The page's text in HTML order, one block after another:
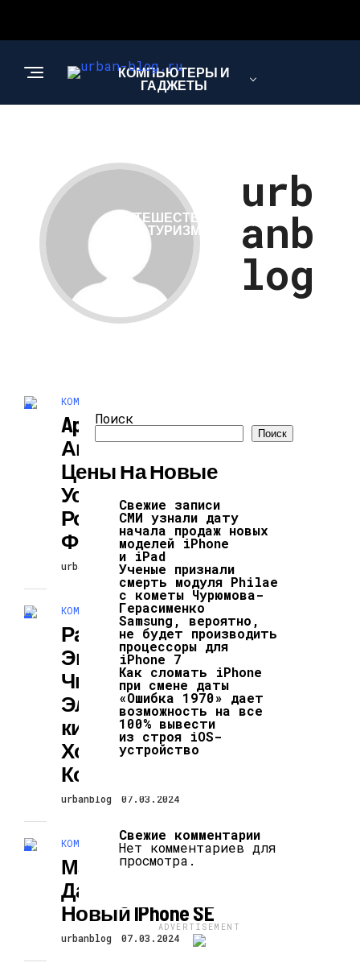
КОМПЬЮТЕРЫ И
ГАДЖЕТЫ
ПУТЕШЕСТВИЯ И
ТУРИЗМ
urb
anb
log
КОМПЬЮТЕРЫ И ГАДЖЕТЫ
Apple
Анонсировала
Цены На Новые
Устройства В
Российской
Федерации
urbanblog 07.03.2024
КОМПЬЮТЕРЫ И ГАДЖЕТЫ
Разработан
Экологически
Чистый
Электрохимичес
Кий
Холодильный
Компрессор
urbanblog 07.03.2024
КОМПЬЮТЕРЫ И ГАДЖЕТЫ
Мал Смартфон,
Да Очень Удал —
Новый IPhone SE
urbanblog 07.03.2024
Поиск
Поиск
Свежие записи
СМИ узнали дату
начала продаж новых
моделей iPhone
и iPad
Ученые признали
смерть модуля Philae
с кометы Чурюмова-
Герасименко
Samsung, вероятно,
не будет производить
процессоры для
iPhone 7
Как сломать iPhone
при смене даты
«Ошибка 1970» дает
возможность на все
100% вывести
из строя iOS-
устройство
Свежие комментарии
Нет комментариев для
просмотра.
ADVERTISEMENT